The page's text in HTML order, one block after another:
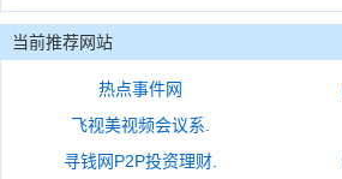
当前推荐网站
热点事件网
飞视美视频会议系.
寻钱网P2P投资理财.